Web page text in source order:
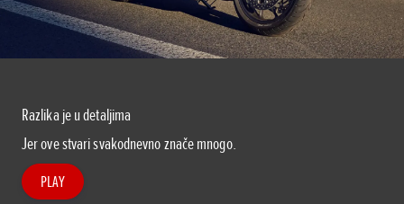
Razlika je u detaljima
Jer ove stvari svakodnevno znače mnogo.
PLAY